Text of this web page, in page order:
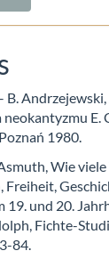
E.
1980.
Wie
Freiheit,
und 20.
Fichte-
84.